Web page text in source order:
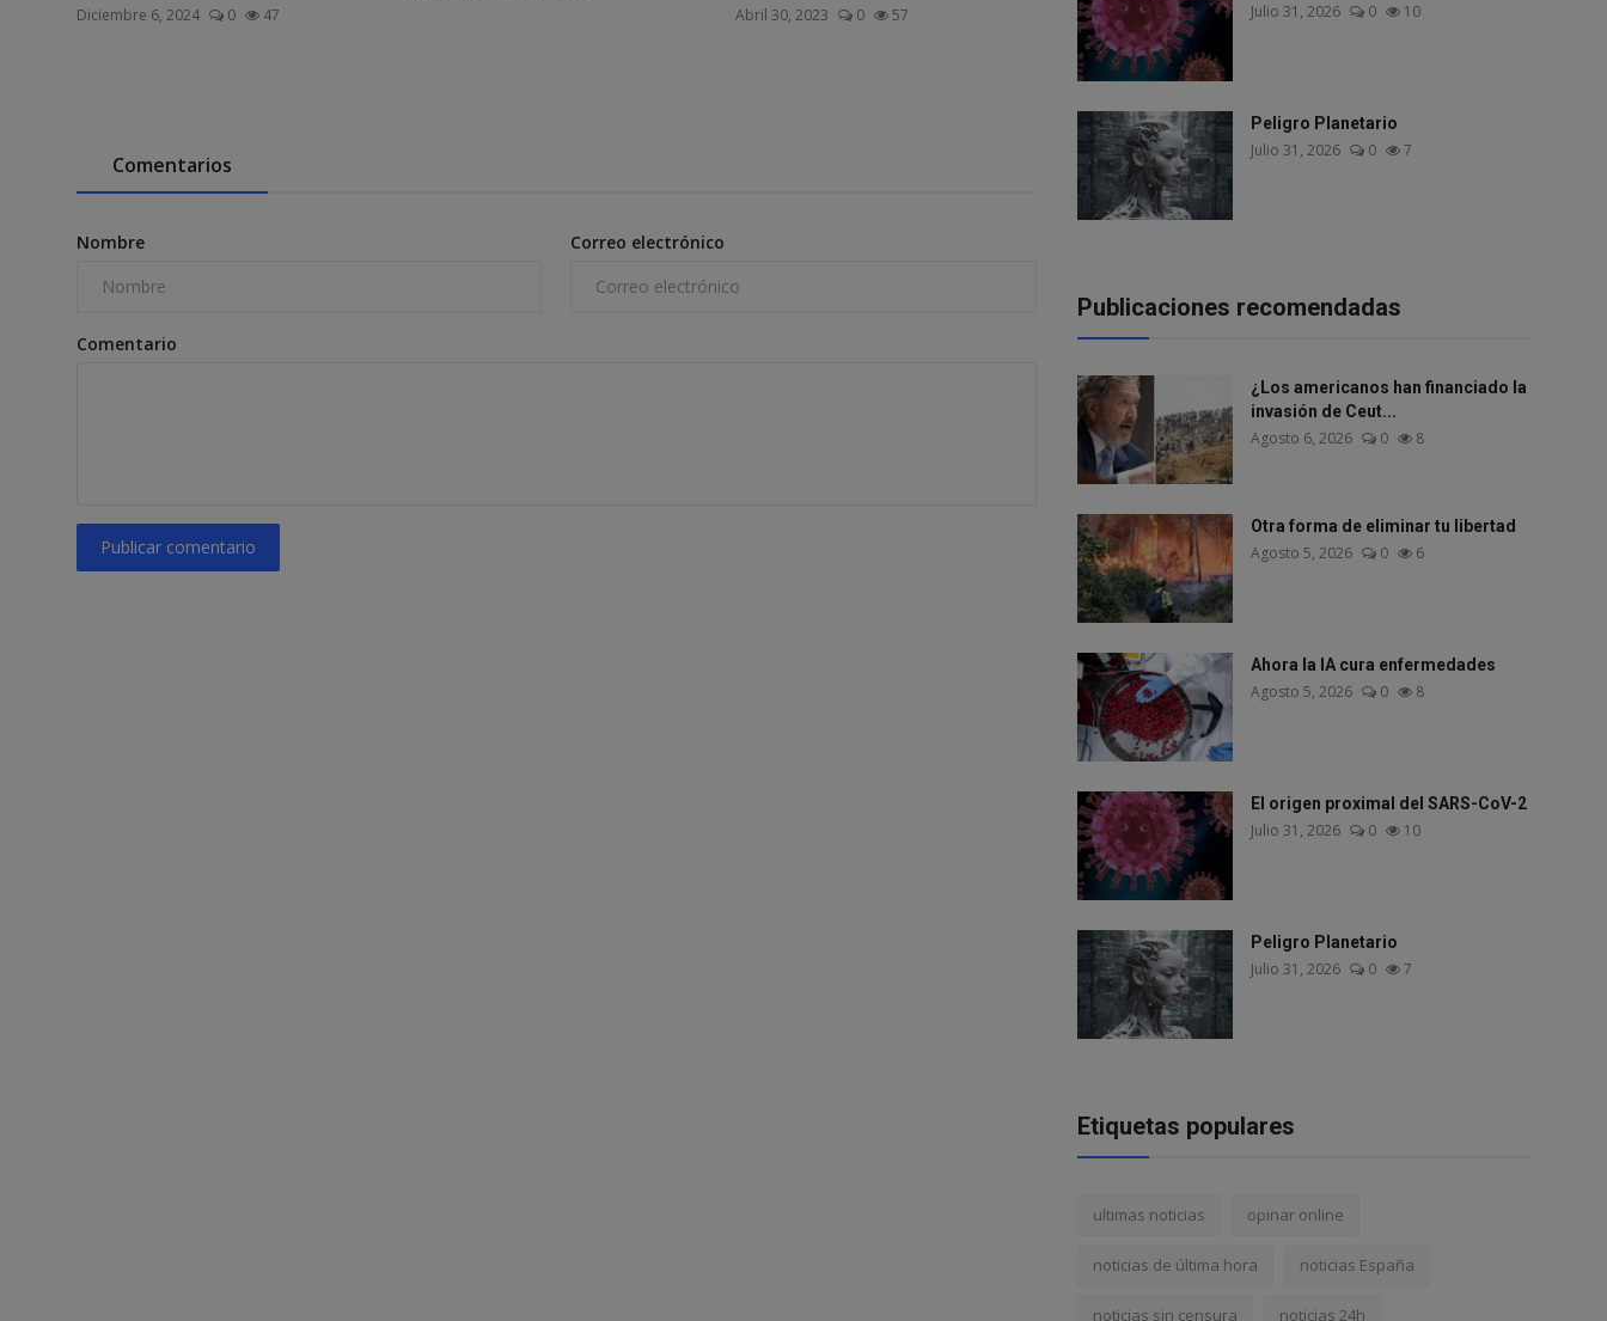
Diciembre 6, 2024 0 47 Abril 30, 2023 0 57
Comentarios
Nombre Correo electrónico
Comentario
Publicar comentario
Julio 31, 2026 0 10
Peligro Planetario
Julio 31, 2026 0 7
Publicaciones recomendadas
¿Los americanos han financiado la
invasión de Ceut...
Agosto 6, 2026 0 8
Otra forma de eliminar tu libertad
Agosto 5, 2026 0 6
Ahora la IA cura enfermedades
Agosto 5, 2026 0 8
El origen proximal del SARS-CoV-2
Julio 31, 2026 0 10
Peligro Planetario
Julio 31, 2026 0 7
Etiquetas populares
ultimas noticias opinar online
noticias de última hora noticias España
noticias sin censura noticias 24h